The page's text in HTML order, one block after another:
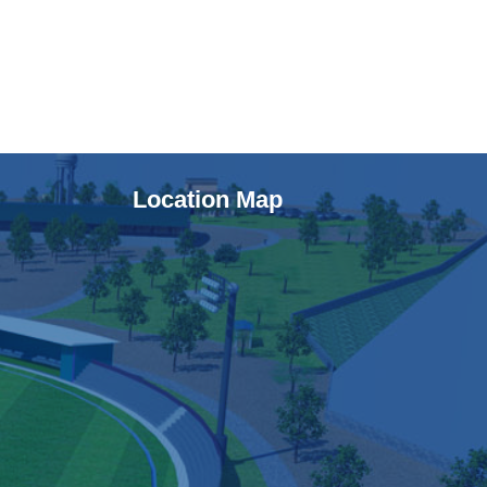
Location Map